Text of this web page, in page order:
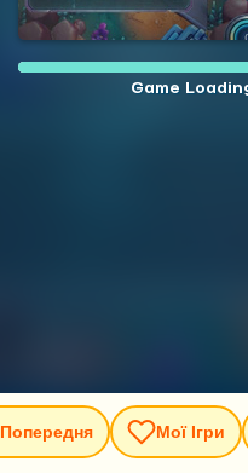
Попередня Мої Ігри